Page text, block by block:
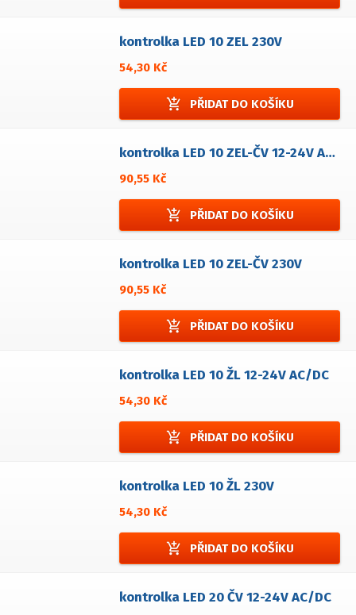
kontrolka LED 10 ZEL 230V
54,30 Kč
add_shopping_cart PŘIDAT DO KOŠÍKU
kontrolka LED 10 ZEL-ČV 12-24V AC/DC
90,55 Kč
add_shopping_cart PŘIDAT DO KOŠÍKU
kontrolka LED 10 ZEL-ČV 230V
90,55 Kč
add_shopping_cart PŘIDAT DO KOŠÍKU
kontrolka LED 10 ŽL 12-24V AC/DC
54,30 Kč
add_shopping_cart PŘIDAT DO KOŠÍKU
kontrolka LED 10 ŽL 230V
54,30 Kč
add_shopping_cart PŘIDAT DO KOŠÍKU
kontrolka LED 20 ČV 12-24V AC/DC